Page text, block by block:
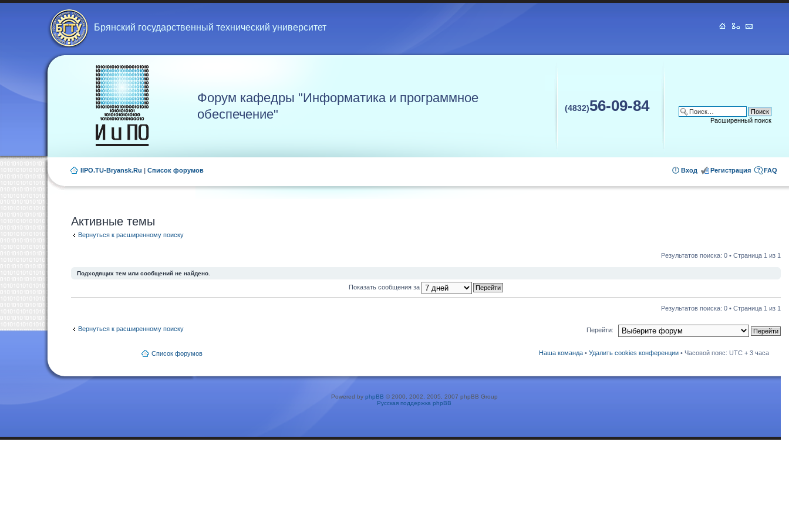
Брянский государственный технический университет
Форум кафедры "Информатика и программное
обеспечение"
(4832)56-09-84
Расширенный поиск
IIPO.TU-Bryansk.Ru | Список форумов FAQ
Регистрация
Вход
Активные темы
Вернуться к расширенному поиску
Результатов поиска: 0 • Страница 1 из 1
Подходящих тем или сообщений не найдено.
Показать сообщения за
Результатов поиска: 0 • Страница 1 из 1
Вернуться к расширенному поиску Перейти:
Список форумов Наша команда • Удалить cookies конференции • Часовой пояс: UTC + 3 часа
Powered by phpBB © 2000, 2002, 2005, 2007 phpBB Group
Русская поддержка phpBB